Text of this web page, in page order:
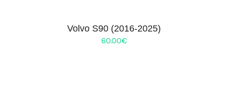
Volvo S90 (2016-2025)
60.00€